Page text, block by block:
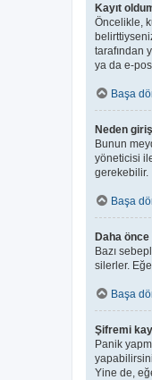
Kayıt
Öncelikle,
tarafından
ya da e-
Başa
Neden
Bunun
yöneticisi
gerekebilir.
Başa
Daha önce
Bazı
silerler.
Başa
Şifremi
Panik
Yine de,